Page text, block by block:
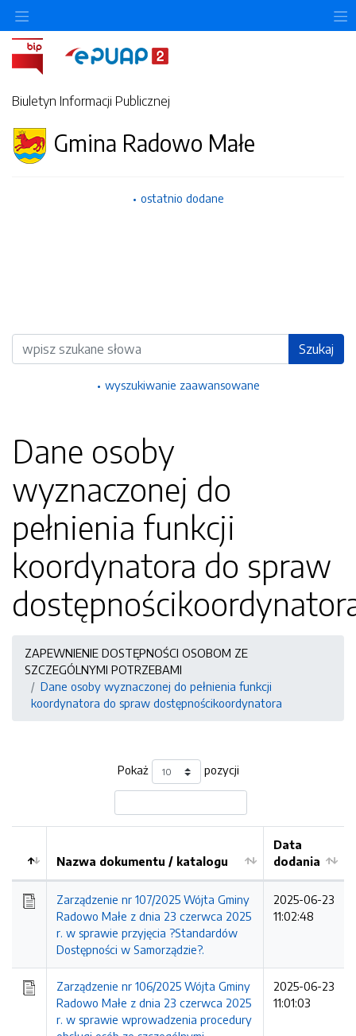
Biuletyn Informacji Publicznej
Gmina Radowo Małe
ostatnio dodane
Wyszukiwarka Szukaj
wyszukiwanie zaawansowane
Dane osoby
wyznaczonej do
pełnienia funkcji
koordynatora do spraw
ZAPEWNIENIE DOSTĘPNOŚCI OSOBOM ZE
SZCZEGÓLNYMI POTRZEBAMI
Dane osoby wyznaczonej do pełnienia funkcji
koordynatora do spraw dostępnościkoordynatora
Pokaż pozycji
Kolejność
Nazwa dokumentu / katalogu
Data
dodania
Zarządzenie nr 107/2025 Wójta Gminy
Radowo Małe z dnia 23 czerwca 2025
r. w sprawie przyjęcia ?Standardów
Dostępności w Samorządzie?.
2025-06-23
11:02:48
Zarządzenie nr 106/2025 Wójta Gminy
Radowo Małe z dnia 23 czerwca 2025
r. w sprawie wprowadzenia procedury
2025-06-23
11:01:03